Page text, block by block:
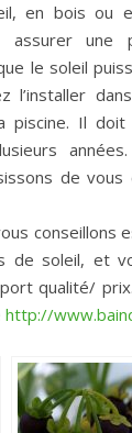
en bois ou
assurer une
le soleil
l’installer
piscine. Il
de vous
conseillons
de soleil, et
qualité/
http://